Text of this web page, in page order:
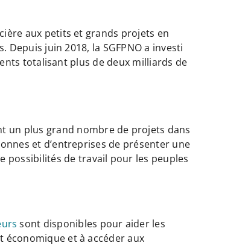
aux petits et grands projets en
juin 2018, la SGFPNO a investi
totalisant plus de deux milliards de
un plus grand nombre de projets dans
et d’entreprises de présenter une
possibilités de travail pour les peuples
sont disponibles pour aider les
et à accéder aux